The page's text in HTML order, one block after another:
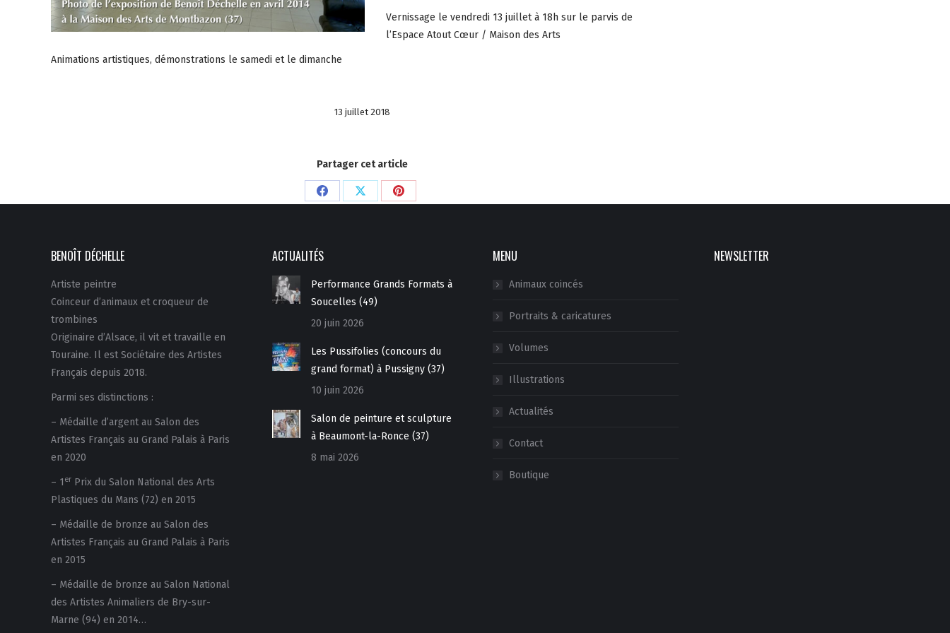
Vernissage le vendredi 13 juillet à 18h sur le parvis de
l’Espace Atout Cœur / Maison des Arts
Animations artistiques, démonstrations le samedi et le dimanche
13 juillet 2018
Partager cet article
PartagerPartagerPartager
BENOÎT DÉCHELLE
Artiste peintre
Coinceur d’animaux et croqueur de
trombines
Originaire d’Alsace, il vit et travaille en
Touraine. Il est Sociétaire des Artistes
Français depuis 2018.
Parmi ses distinctions :
– Médaille d’argent au Salon des
Artistes Français au Grand Palais à Paris
en 2020
– 1 er Prix du Salon National des Arts
Plastiques du Mans (72) en 2015
– Médaille de bronze au Salon des
Artistes Français au Grand Palais à Paris
en 2015
– Médaille de bronze au Salon National
des Artistes Animaliers de Bry-sur-
Marne (94) en 2014…
ACTUALITÉS
Performance Grands Formats à
Soucelles (49)
20 juin 2026
Les Pussifolies (concours du
grand format) à Pussigny (37)
10 juin 2026
Salon de peinture et sculpture
à Beaumont-la-Ronce (37)
8 mai 2026
MENU
Animaux coincés
Portraits & caricatures
Volumes
Illustrations
Actualités
Contact
Boutique
NEWSLETTER